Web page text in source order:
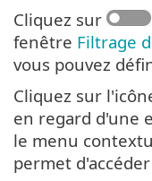
Cliquez sur
fenêtre Filtrage
vous pouvez
Cliquez sur
en regard d'une
le menu
permet